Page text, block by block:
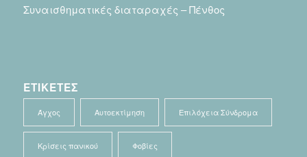
Συναισθηματικές διαταραχές – Πένθος
ΕΤΙΚΕΤΕΣ
Άγχος Αυτοεκτίμηση Επιλόχεια Σύνδρομα
Κρίσεις πανικού Φοβίες